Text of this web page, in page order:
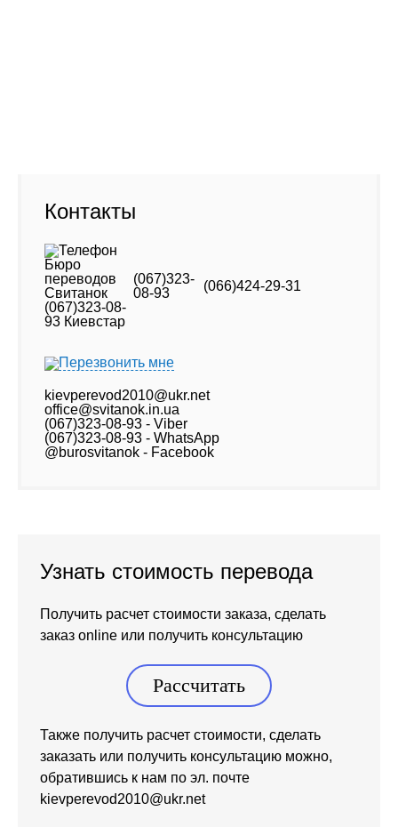
Контакты
(067)323-
08-93
(066)424-29-31
Перезвонить мне
kievperevod2010@ukr.net
office@svitanok.in.ua
(067)323-08-93 - Viber
(067)323-08-93 - WhatsApp
@burosvitanok - Facebook
Узнать стоимость перевода
Получить расчет стоимости заказа, сделать
заказ online или получить консультацию
Рассчитать
Также получить расчет стоимости, сделать
заказать или получить консультацию можно,
обратившись к нам по эл. почте
kievperevod2010@ukr.net